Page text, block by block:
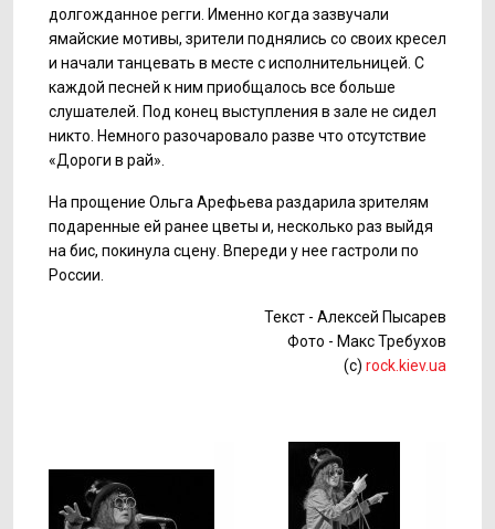
долгожданное регги. Именно когда зазвучали
ямайские мотивы, зрители поднялись со своих кресел
и начали танцевать в месте с исполнительницей. С
каждой песней к ним приобщалось все больше
слушателей. Под конец выступления в зале не сидел
никто. Немного разочаровало разве что отсутствие
«Дороги в рай».
На прощение Ольга Арефьева раздарила зрителям
подаренные ей ранее цветы и, несколько раз выйдя
на бис, покинула сцену. Впереди у нее гастроли по
России.
Текст - Алексей Пысарев
Фото - Макс Требухов
(c) rock.kiev.ua